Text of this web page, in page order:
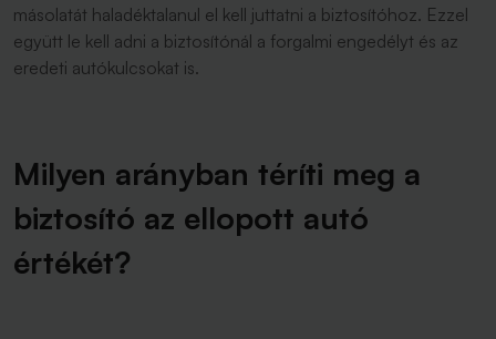
másolatát haladéktalanul el kell juttatni a biztosítóhoz. Ezzel
együtt le kell adni a biztosítónál a forgalmi engedélyt és az
eredeti autókulcsokat is.
Milyen arányban téríti meg a
biztosító az ellopott autó
értékét?